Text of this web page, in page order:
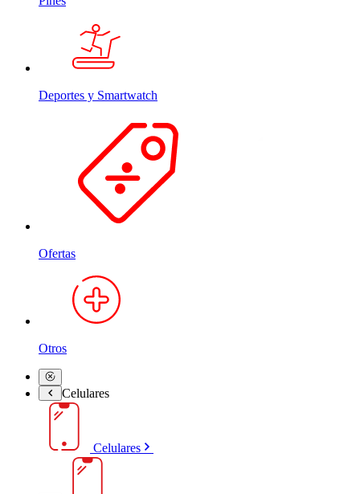
Deportes y Smartwatch
Ofertas
Otros
Celulares
Celulares